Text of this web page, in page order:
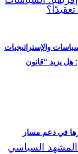
هل يزيد “قانون
والإستراتيجيات
في دعم مسار